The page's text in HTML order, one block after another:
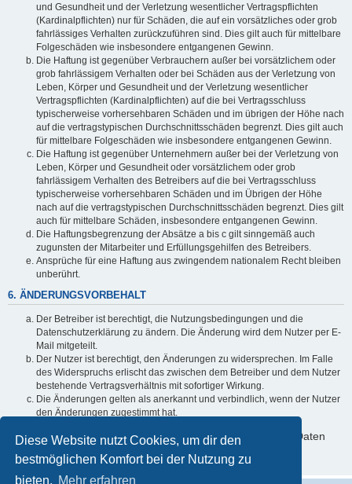
Diese Website nutzt Cookies, um dir den
bestmöglichen Komfort bei der Nutzung zu
bieten. Mehr erfahren
und Gesundheit und der Verletzung wesentlicher Vertragspflichten
(Kardinalpflichten) nur für Schäden, die auf ein vorsätzliches oder grob
fahrlässiges Verhalten zurückzuführen sind. Dies gilt auch für mittelbare
Folgeschäden wie insbesondere entgangenen Gewinn.
Die Haftung ist gegenüber Verbrauchern außer bei vorsätzlichem oder
grob fahrlässigem Verhalten oder bei Schäden aus der Verletzung von
Leben, Körper und Gesundheit und der Verletzung wesentlicher
Vertragspflichten (Kardinalpflichten) auf die bei Vertragsschluss
typischerweise vorhersehbaren Schäden und im übrigen der Höhe nach
auf die vertragstypischen Durchschnittsschäden begrenzt. Dies gilt auch
für mittelbare Folgeschäden wie insbesondere entgangenen Gewinn.
Die Haftung ist gegenüber Unternehmern außer bei der Verletzung von
Leben, Körper und Gesundheit oder vorsätzlichem oder grob
fahrlässigem Verhalten des Betreibers auf die bei Vertragsschluss
typischerweise vorhersehbaren Schäden und im Übrigen der Höhe
nach auf die vertragstypischen Durchschnittsschäden begrenzt. Dies gilt
auch für mittelbare Schäden, insbesondere entgangenen Gewinn.
Die Haftungsbegrenzung der Absätze a bis c gilt sinngemäß auch
zugunsten der Mitarbeiter und Erfüllungsgehilfen des Betreibers.
Ansprüche für eine Haftung aus zwingendem nationalem Recht bleiben
unberührt.
6. ÄNDERUNGSVORBEHALT
Der Betreiber ist berechtigt, die Nutzungsbedingungen und die
Datenschutzerklärung zu ändern. Die Änderung wird dem Nutzer per E-
Mail mitgeteilt.
Der Nutzer ist berechtigt, den Änderungen zu widersprechen. Im Falle
des Widerspruchs erlischt das zwischen dem Betreiber und dem Nutzer
bestehende Vertragsverhältnis mit sofortiger Wirkung.
Die Änderungen gelten als anerkannt und verbindlich, wenn der Nutzer
den Änderungen zugestimmt hat.
Informationen über den Umgang mit deinen persönlichen Daten
sind in der Datenschutzerklärung enthalten.